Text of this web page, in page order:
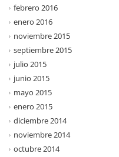
febrero 2016
enero 2016
noviembre 2015
septiembre 2015
julio 2015
junio 2015
mayo 2015
enero 2015
diciembre 2014
noviembre 2014
octubre 2014